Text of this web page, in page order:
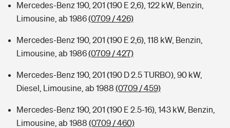
Mercedes-Benz 190, 201 (190 E 2,6), 122 kW, Benzin,
Limousine, ab 1986(0709 / 426)
Mercedes-Benz 190, 201 (190 E 2,6), 118 kW, Benzin,
Limousine, ab 1986(0709 / 427)
Mercedes-Benz 190, 201 (190 D 2.5 TURBO), 90 kW,
Diesel, Limousine, ab 1988 (0709 / 459)
Mercedes-Benz 190, 201 (190 E 2.5-16), 143 kW, Benzin,
Limousine, ab 1988 (0709 / 460)